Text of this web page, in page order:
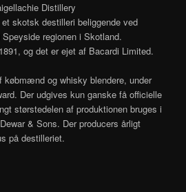
Distillery
skotsk destilleri beliggende ved
regionen i Skotland.
og det er ejet af Bacardi Limited.
købmænd og whisky blendere, under
Der udgives kun ganske få officielle
størstedelen af produktionen bruges i
& Sons. Der producers årligt
på destilleriet.